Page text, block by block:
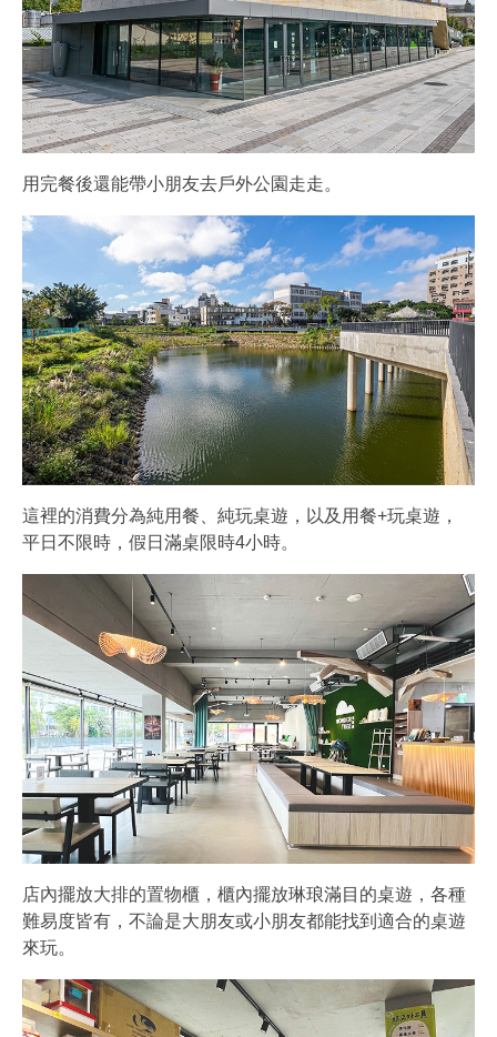
用完餐後還能帶小朋友去戶外公園走走。
這裡的消費分為純用餐、純玩桌遊，以及用餐+玩桌遊，
平日不限時，假日滿桌限時4小時。
店內擺放大排的置物櫃，櫃內擺放琳琅滿目的桌遊，各種
難易度皆有，不論是大朋友或小朋友都能找到適合的桌遊
來玩。